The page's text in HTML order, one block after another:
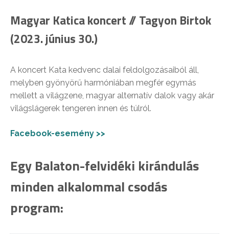
Magyar Katica koncert // Tagyon Birtok
(2023. június 30.)
A koncert Kata kedvenc dalai feldolgozásaiból áll,
melyben gyönyörű harmóniában megfér egymás
mellett a világzene, magyar alternatív dalok vagy akár
világslágerek tengeren innen és túlról.
Facebook-esemény >>
Egy Balaton-felvidéki kirándulás
minden alkalommal csodás
program: